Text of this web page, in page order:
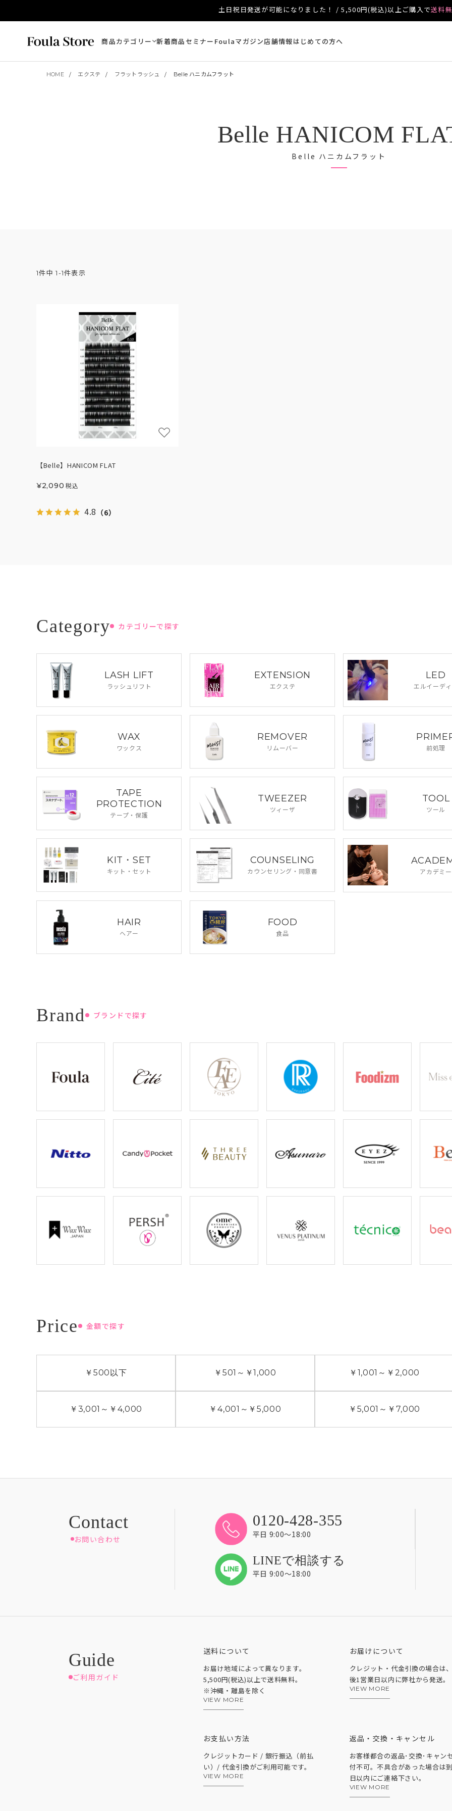
土日祝日発送が可能になりました！ / 5,500円(税込)以上ご購入で送料
商品カテゴリー 新着商品セミナー Foulaマガジン店舗情報はじめての方へ
HOME エクステ フラットラッシュ Belle ハニカムフラット
Belle HANICOM
Belle ハニカムフラット
1件中 1-1件表示
【Belle】HANICOM FLAT
¥2,090 税込
4.8 （6）
カテゴリーで探す
LASH LIFT
ラッシュリフト
EXTENSION
エクステ
LED
エルイーデ
WAX
ワックス
REMOVER
リムーバー 前処理
TAPE
PROTECTION
テープ・保護
TWEEZER
ツィーザ
TOOL
ツール
KIT・SET
キット・セット
COUNSELING
カウンセリング・ 同意書 アカデミー
HAIR
ヘアー
FOOD
食品
ブランドで探す
金額で探す
￥500以下 ￥501 ～ ￥1,000 ￥1,001 ～ ￥2,000
￥3,001 ～ ￥4,000 ￥4,001 ～ ￥5,000 ￥5,001 ～ ￥7,000
お問い合わせ
0120-428-355
平日 9:00〜18:00
LINEで相談する
平日 9:00〜18:00
ご利用ガイド
送料について
お届け地域によって異なります。
5,500円(税込)以上で送料無料。
※沖縄・離島を除く
VIEW MORE
お届けについて
クレジット・代金引換の場合は
後1営業日以内に弊社から発送。
VIEW MORE
お支払い方法
クレジットカード / 銀行振込（前払
い）/ 代金引換がご利用可能です。
VIEW MORE
返品・交換・キャンセル
お客様都合の返品･交換･キャン
付不可。不具合があった場合は
日以内にご連絡下さい。
VIEW MORE